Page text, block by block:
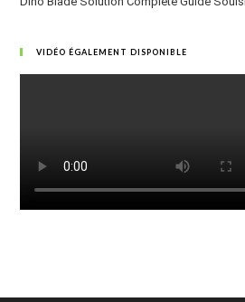
VIDÉO ÉGALEMENT DISPONIBLE